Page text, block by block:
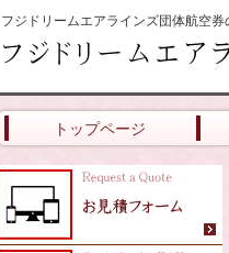
フジドリームエアラインズ団体航空
トップページ